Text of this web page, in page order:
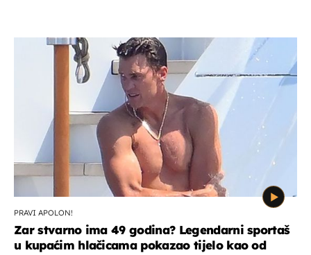
PRAVI APOLON!
Zar stvarno ima 49 godina? Legendarni sportaš
u kupaćim hlačicama pokazao tijelo kao od